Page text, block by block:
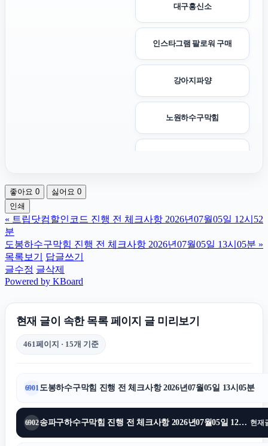
대구흥신소
인스타그램 팔로워 구매
강아지파양
노원하수구막힘
부산흥신소
좋아요 0 싫어요 0
인쇄
« 트립닷컴할인코드 진행 전 체크사항 2026년07월05일 12시52
분
도봉하수구막힘 진행 전 체크사항 2026년07월05일 13시05분 »
목록보기
답글쓰기
글수정 글삭제
Powered by KBoard
현재 글이 속한 목록 페이지 글 미리보기
461페이지 · 15개 기준
6901 도봉하수구막힘 진행 전 체크사항 2026년07월05일 13시05분
6902 송파구하수구막힘 진행 전 체크사항 2026년07월05일 12시58분 현재